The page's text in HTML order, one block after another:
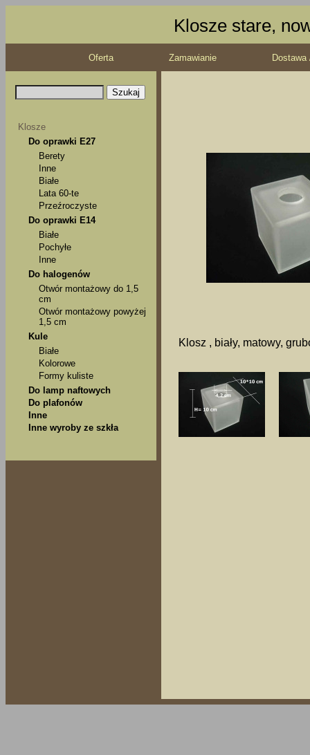
Klosze stare,
Oferta Zamawianie
Klosze
Do oprawki E27
Berety
Inne
Białe
Lata 60-te
Przeźroczyste
Do oprawki E14
Białe
Pochyłe
Inne
Do halogenów
Otwór montażowy do 1,5
cm
Otwór montażowy powyżej
1,5 cm
Kule
Białe
Kolorowe
Formy kuliste
Do lamp naftowych
Do plafonów
Inne
Inne wyroby ze szkła
Klosz , biały, matowy,